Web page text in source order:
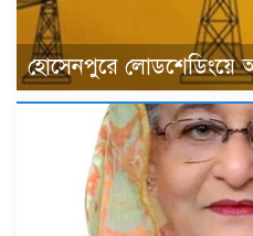
হোসেনপুরে লোডশেডিংয়ে